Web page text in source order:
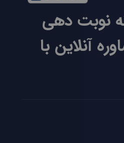
نوبت دهی
آنلاین با